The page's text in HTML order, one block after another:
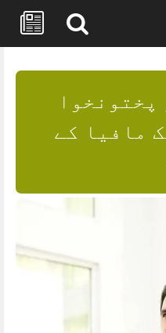
پختونخوا
مافیا کے